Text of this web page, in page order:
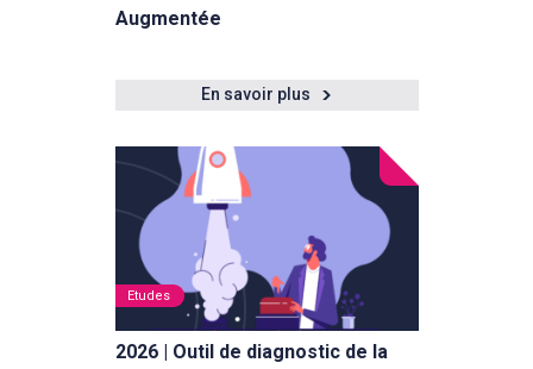
Augmentée
En savoir plus
Etudes
2026 | Outil de diagnostic de la